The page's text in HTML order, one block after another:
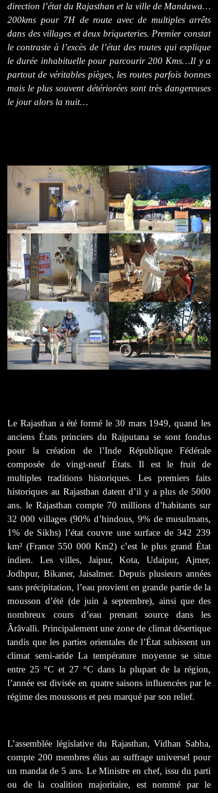
direction l’état du Rajasthan et la ville de Mandawa…
200kms pour 7H de route avec de multiples arrêts
dans des villages et deux briqueteries. Premier constat
le contraste à l’excès de l’état des routes qui explique
le durée inhabituelle pour parcourir 200 Kms…Il y a
partout de véritables pièges, les routes parfois bonnes
mais le plus souvent détériorées sont très dangereuses
le jour alors la nuit…
Le Rajasthan a été formé le 30 mars 1949, quand les
anciens États princiers du Rajputana se sont fondus
pour la création de l’Inde République Fédérale
composée de vingt-neuf États. Il est le fruit de
multiples traditions historiques. Les premiers faits
historiques au Rajasthan datent d’il y a plus de 5000
ans. le Rajasthan compte 70 millions d’habitants sur
32 000 villages (90% d’hindous, 9% de musulmans,
1% de Sikhs) l’état couvre une surface de 342 239
km² (France 550 000 Km2) c’est le plus grand État
indien. Les villes, Jaipur, Kota, Udaipur, Ajmer,
Jodhpur, Bikaner, Jaisalmer. Depuis plusieurs années
sans précipitation, l’eau provient en grande partie de la
mousson d’été (de juin à septembre), ainsi que des
nombreux cours d’eau prenant source dans les
Ârâvalli. Principalement une zone de climat désertique
tandis que les parties orientales de l’État subissent un
climat semi-aride La température moyenne se situe
entre 25 °C et 27 °C dans la plupart de la région,
l’année est divisée en quatre saisons influencées par le
régime des moussons et peu marqué par son relief.
L’assemblée législative du Rajasthan, Vidhan Sabha,
compte 200 membres élus au suffrage universel pour
un mandat de 5 ans. Le Ministre en chef, issu du parti
ou de la coalition majoritaire, est nommé par le